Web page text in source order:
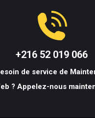
+216 52 019 066
de service de
? Appelez-nous